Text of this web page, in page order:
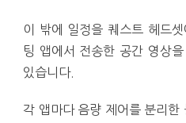
이 밖에 일정을 퀘스트 헤드
팅 앱에서 전송한 공간 영상
있습니다.
각 앱마다 음량 제어를 분리한